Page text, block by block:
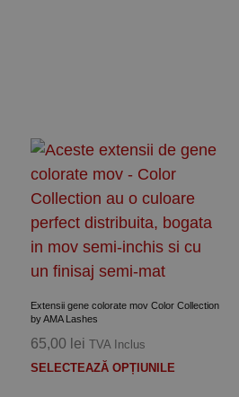
Extensii gene colorate mov Color Collection
by AMA Lashes
65,00 lei TVA Inclus
SELECTEAZĂ OPȚIUNILEAcest